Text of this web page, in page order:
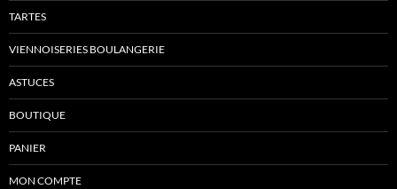
TARTES
VIENNOISERIES BOULANGERIE
ASTUCES
BOUTIQUE
PANIER
MON COMPTE